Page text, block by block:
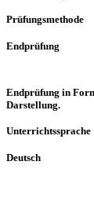
Prüfungsmethode
Endprüfung
Endprüfung in
Darstellung.
Unterrichtssprache
Deutsch